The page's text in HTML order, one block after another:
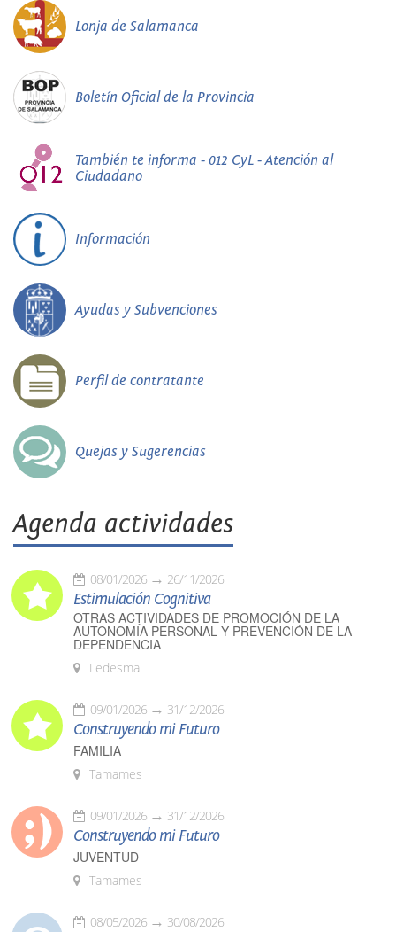
Lonja de Salamanca
Boletín Oficial de la Provincia
También te informa - 012 CyL - Atención al
Ciudadano
Información
Ayudas y Subvenciones
Perfil de contratante
Quejas y Sugerencias
Agenda actividades
08/01/2026 26/11/2026
Estimulación Cognitiva
OTRAS ACTIVIDADES DE PROMOCIÓN DE LA
AUTONOMÍA PERSONAL Y PREVENCIÓN DE LA
DEPENDENCIA
Ledesma
09/01/2026 31/12/2026
Construyendo mi Futuro
FAMILIA
Tamames
09/01/2026 31/12/2026
Construyendo mi Futuro
JUVENTUD
Tamames
08/05/2026 30/08/2026